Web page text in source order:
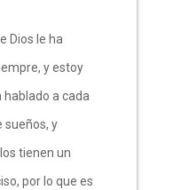
Dios le ha
y estoy
hablado a cada
sueños, y
tienen un
por lo que es